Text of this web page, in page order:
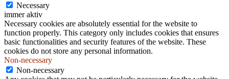
Necessary
immer aktiv
Necessary cookies are absolutely essential for the website to
function properly. This category only includes cookies that ensures
basic functionalities and security features of the website. These
cookies do not store any personal information.
Non-necessary
Non-necessary